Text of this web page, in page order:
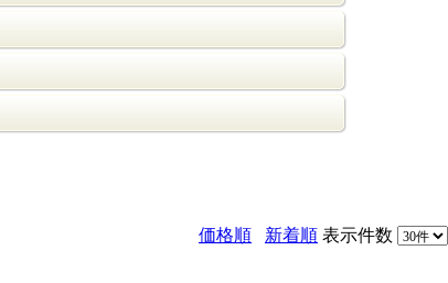
価格順 新着順 表示件数